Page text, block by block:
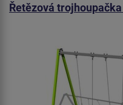
Řetězová